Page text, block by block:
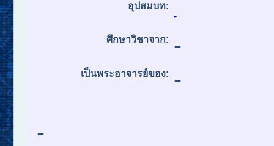
อุปสมบท:
-
ศึกษาวิชาจาก: -
เป็นพระอาจารย์ของ: -
-